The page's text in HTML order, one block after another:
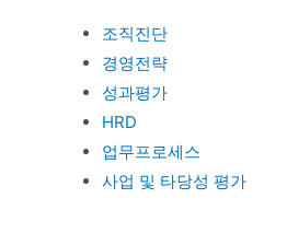
조직진단
경영전략
성과평가
HRD
업무프로세스
사업 및 타당성 평가